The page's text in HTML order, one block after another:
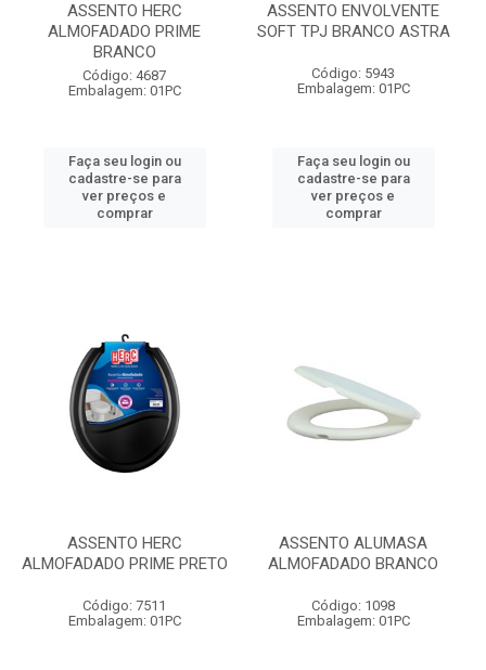
ASSENTO HERC
ALMOFADADO PRIME
BRANCO
Código: 4687
Embalagem: 01PC
Faça seu login ou
cadastre-se para
ver preços e
comprar
ASSENTO ENVOLVENTE
SOFT TPJ BRANCO ASTRA
Código: 5943
Embalagem: 01PC
Faça seu login ou
cadastre-se para
ver preços e
comprar
ASSENTO HERC
ALMOFADADO PRIME PRETO
Código: 7511
Embalagem: 01PC
ASSENTO ALUMASA
ALMOFADADO BRANCO
Código: 1098
Embalagem: 01PC